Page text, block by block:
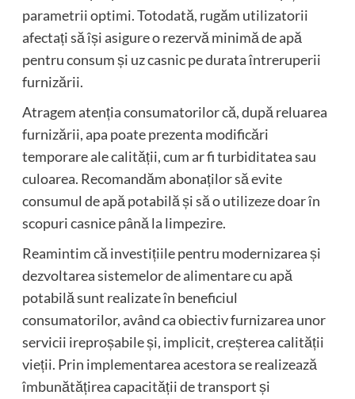
parametrii optimi. Totodată, rugăm utilizatorii
afectați să își asigure o rezervă minimă de apă
pentru consum și uz casnic pe durata întreruperii
furnizării.
Atragem atenția consumatorilor că, după reluarea
furnizării, apa poate prezenta modificări
temporare ale calității, cum ar fi turbiditatea sau
culoarea. Recomandăm abonaților să evite
consumul de apă potabilă și să o utilizeze doar în
scopuri casnice până la limpezire.
Reamintim că investițiile pentru modernizarea și
dezvoltarea sistemelor de alimentare cu apă
potabilă sunt realizate în beneficiul
consumatorilor, având ca obiectiv furnizarea unor
servicii ireproșabile și, implicit, creșterea calității
vieții. Prin implementarea acestora se realizează
îmbunătățirea capacității de transport și